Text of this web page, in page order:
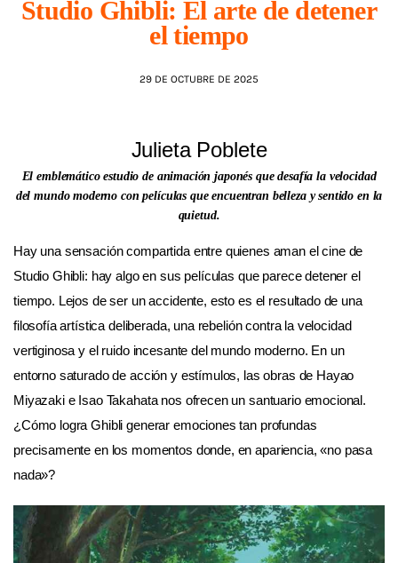
Studio Ghibli: El arte de detener
el tiempo
29 DE OCTUBRE DE 2025
Julieta Poblete
El emblemático estudio de animación japonés que desafía la velocidad
del mundo moderno con películas que encuentran belleza y sentido en la
quietud.
Hay una sensación compartida entre quienes aman el cine de
Studio Ghibli: hay algo en sus películas que parece detener el
tiempo. Lejos de ser un accidente, esto es el resultado de una
filosofía artística deliberada, una rebelión contra la velocidad
vertiginosa y el ruido incesante del mundo moderno. En un
entorno saturado de acción y estímulos, las obras de Hayao
Miyazaki e Isao Takahata nos ofrecen un santuario emocional.
¿Cómo logra Ghibli generar emociones tan profundas
precisamente en los momentos donde, en apariencia, «no pasa
nada»?